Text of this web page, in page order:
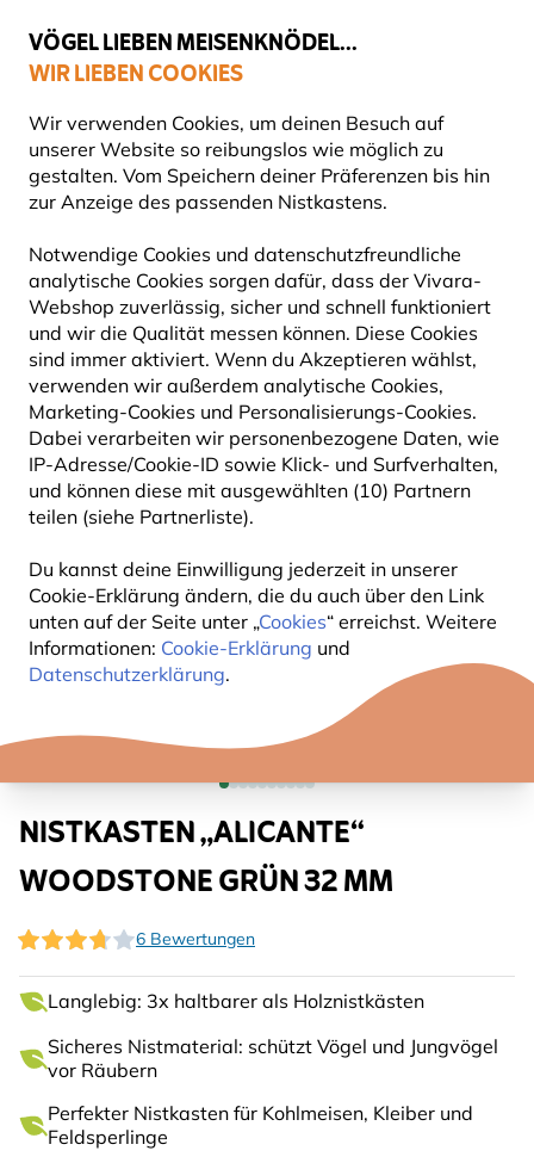
VÖGEL LIEBEN MEISENKNÖDEL...
WIR LIEBEN COOKIES
Wir verwenden Cookies, um deinen Besuch auf
unserer Website so reibungslos wie möglich zu
gestalten. Vom Speichern deiner Präferenzen bis hin
zur Anzeige des passenden Nistkastens.
Notwendige Cookies und datenschutzfreundliche
analytische Cookies sorgen dafür, dass der Vivara-
Webshop zuverlässig, sicher und schnell funktioniert
und wir die Qualität messen können. Diese Cookies
sind immer aktiviert. Wenn du Akzeptieren wählst,
verwenden wir außerdem analytische Cookies,
Marketing-Cookies und Personalisierungs-Cookies.
Dabei verarbeiten wir personenbezogene Daten, wie
IP-Adresse/Cookie-ID sowie Klick- und Surfverhalten,
und können diese mit ausgewählten (10) Partnern
teilen (siehe Partnerliste).
Du kannst deine Einwilligung jederzeit in unserer
Cookie-Erklärung ändern, die du auch über den Link
unten auf der Seite unter „Cookies“ erreichst. Weitere
Informationen: Cookie-Erklärung und
Datenschutzerklärung.
Gratis Versand ab 49 €
Nistkästen Holzbeton-Nistkästen
NISTKASTEN „ALICANTE“
WOODSTONE GRÜN 32 MM
6 Bewertungen
Langlebig: 3x haltbarer als Holznistkästen
Sicheres Nistmaterial: schützt Vögel und Jungvögel
vor Räubern
Perfekter Nistkasten für Kohlmeisen, Kleiber und
Feldsperlinge